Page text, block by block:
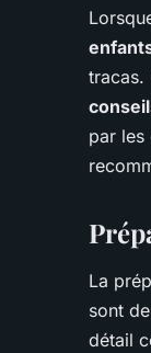
les
en
tracas.
par les
La
sont
détail